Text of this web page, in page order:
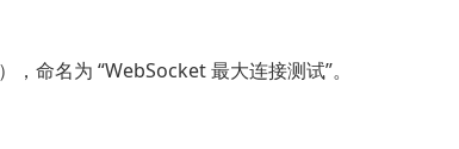
），命名为 “WebSocket 最大连接测试”。